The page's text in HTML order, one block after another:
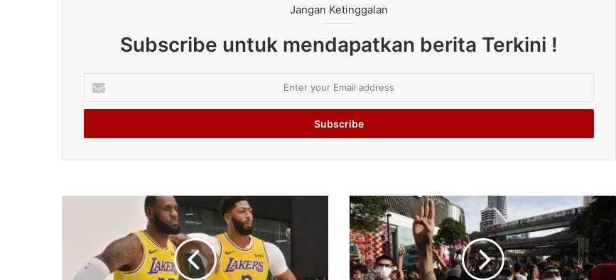
Jangan Ketinggalan
Subscribe untuk mendapatkan berita Terkini !
your
Email